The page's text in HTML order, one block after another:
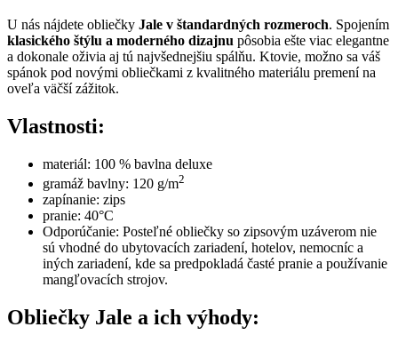
U nás nájdete obliečky Jale v štandardných rozmeroch. Spojením
klasického štýlu a moderného dizajnu pôsobia ešte viac elegantne
a dokonale oživia aj tú najvšednejšiu spálňu. Ktovie, možno sa váš
spánok pod novými obliečkami z kvalitného materiálu premení na
oveľa väčší zážitok.
Vlastnosti:
materiál: 100 % bavlna deluxe
gramáž bavlny: 120 g/m2
zapínanie: zips
pranie: 40°C
Odporúčanie: Posteľné obliečky so zipsovým uzáverom nie
sú vhodné do ubytovacích zariadení, hotelov, nemocníc a
iných zariadení, kde sa predpokladá časté pranie a používanie
mangľovacích strojov.
Obliečky Jale a ich výhody: